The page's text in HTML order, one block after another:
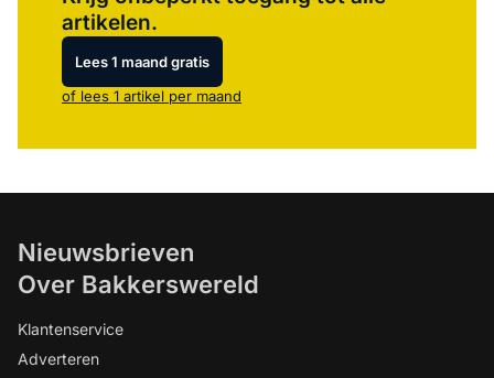
artikelen.
Lees 1 maand gratis
of lees 1 artikel per maand
Nieuwsbrieven
Over Bakkerswereld
Klantenservice
Adverteren